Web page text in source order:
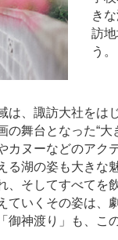
き
訪
う。
は、諏訪大社をは
舞台となった“大
カヌーなどのアク
る湖の姿も大きな
、そしてすべてを
いくその姿は、
御神渡り」も、こ